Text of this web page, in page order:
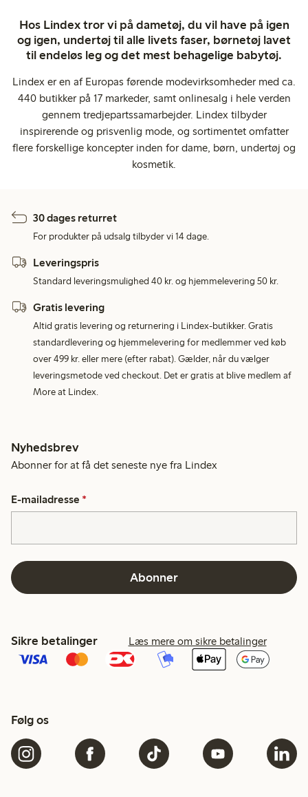
Hos Lindex tror vi på dametøj, du vil have på igen
og igen, undertøj til alle livets faser, børnetøj lavet
til endeløs leg og det mest behagelige babytøj.
Lindex er en af Europas førende modevirksomheder med ca.
440 butikker på 17 markeder, samt onlinesalg i hele verden
gennem tredjepartssamarbejder. Lindex tilbyder
inspirerende og prisvenlig mode, og sortimentet omfatter
flere forskellige koncepter inden for dame, børn, undertøj og
kosmetik.
30 dages returret
For produkter på udsalg tilbyder vi 14 dage.
Leveringspris
Standard leveringsmulighed 40 kr. og hjemmelevering 50 kr.
Gratis levering
Altid gratis levering og returnering i Lindex-butikker. Gratis
standardlevering og hjemmelevering for medlemmer ved køb
over 499 kr. eller mere (efter rabat). Gælder, når du vælger
leveringsmetode ved checkout. Det er gratis at blive medlem af
More at Lindex.
Nyhedsbrev
Abonner for at få det seneste nye fra Lindex
E-mailadresse *
Abonner
Sikre betalinger Læs mere om sikre betalinger
Følg os